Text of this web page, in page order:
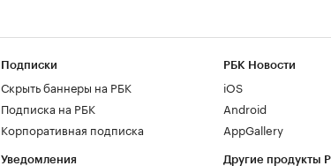
Подписки
Скрыть баннеры на РБК
Подписка на РБК
Корпоративная подписка
Уведомления
РБК Новости
iOS
Android
AppGallery
Другие продукты